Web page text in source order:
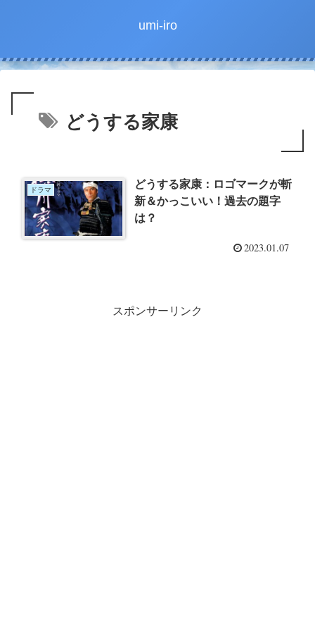
umi-iro
どうする家康
ドラマ
どうする家康：ロゴマークが斬
新＆かっこいい！過去の題字
は？
2023.01.07
スポンサーリンク